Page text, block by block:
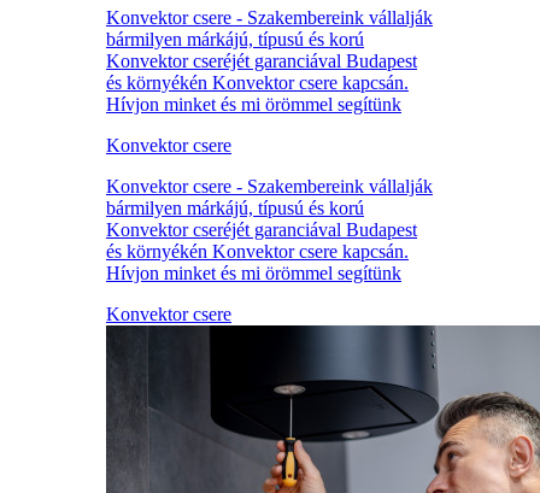
Konvektor csere - Szakembereink vállalják
bármilyen márkájú, típusú és korú
Konvektor cseréjét garanciával Budapest
és környékén Konvektor csere kapcsán.
Hívjon minket és mi örömmel segítünk
Konvektor csere
Konvektor csere - Szakembereink vállalják
bármilyen márkájú, típusú és korú
Konvektor cseréjét garanciával Budapest
és környékén Konvektor csere kapcsán.
Hívjon minket és mi örömmel segítünk
Konvektor csere